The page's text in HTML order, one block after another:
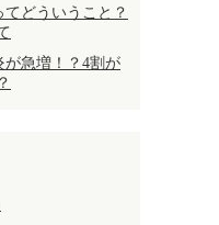
どういうこと？
が急増！？4割が